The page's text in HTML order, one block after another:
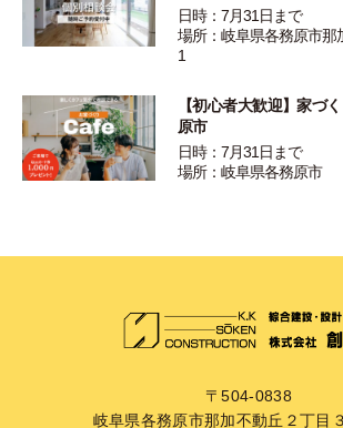
日時：7月31日まで
場所：岐阜県各務原市那
1
【初心者大歓迎】家づ
原市
日時：7月31日まで
場所：岐阜県各務原市
〒504-0838
岐阜県各務原市那加不動丘２丁目